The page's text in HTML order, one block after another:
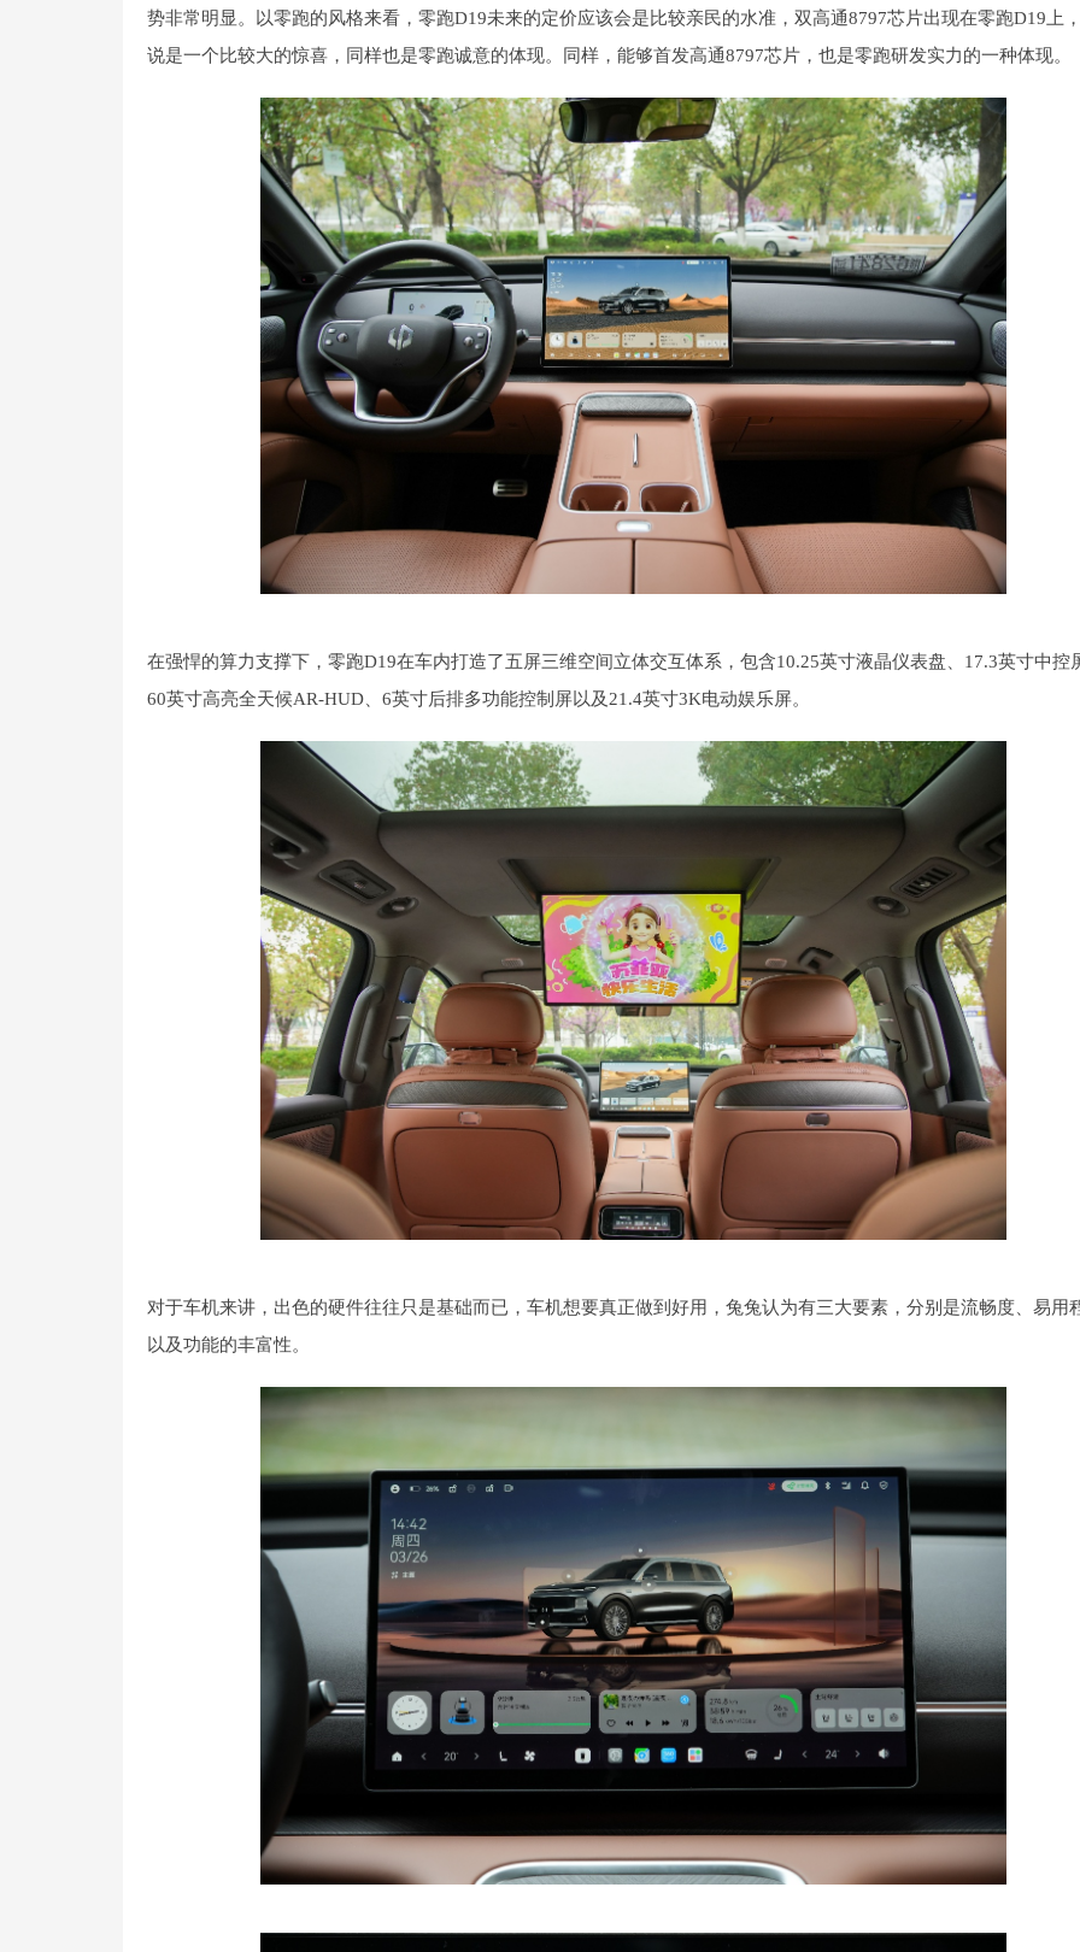
势非常明显。以零跑的风格来看，零跑D19未来的定价应该会是比较亲民的水准，双高通8797芯片出现在零跑D19上
说是一个比较大的惊喜，同样也是零跑诚意的体现。同样，能够首发高通8797芯片，也是零跑研发实力的一种体现。
在强悍的算力支撑下，零跑D19在车内打造了五屏三维空间立体交互体系，包含10.25英寸液晶仪表盘、17.3英寸中控
60英寸高亮全天候AR-HUD、6英寸后排多功能控制屏以及21.4英寸3K电动娱乐屏。
对于车机来讲，出色的硬件往往只是基础而已，车机想要真正做到好用，兔兔认为有三大要素，分别是流畅度、易用
以及功能的丰富性。